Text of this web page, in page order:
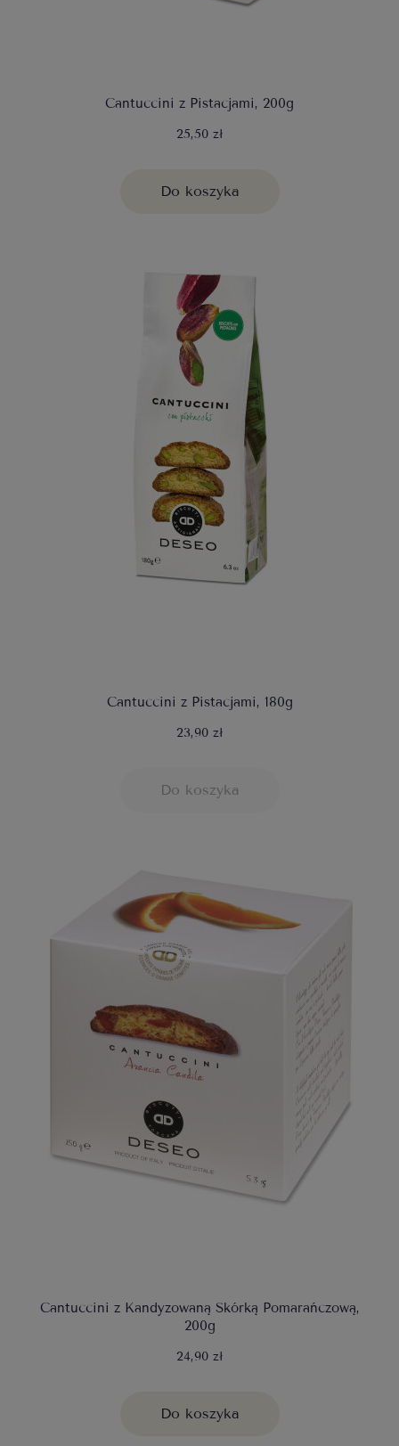
Cantuccini z Pistacjami, 200g
25,50 zł
Do koszyka
Cantuccini z Pistacjami, 180g
23,90 zł
Do koszyka
Cantuccini z Kandyzowaną Skórką Pomarańczową,
200g
24,90 zł
Do koszyka